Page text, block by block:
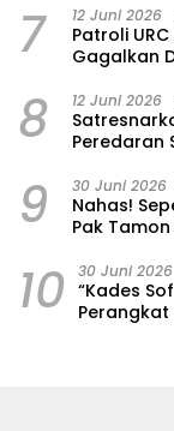
7 12 Juni 2026
Patroli
Gagalkan
8 12 Juni 2026
Peredaran
9 30 Juni 2026
‎Nahas!
Pak
10 30 Juni 2026
“Kades
Perangkat